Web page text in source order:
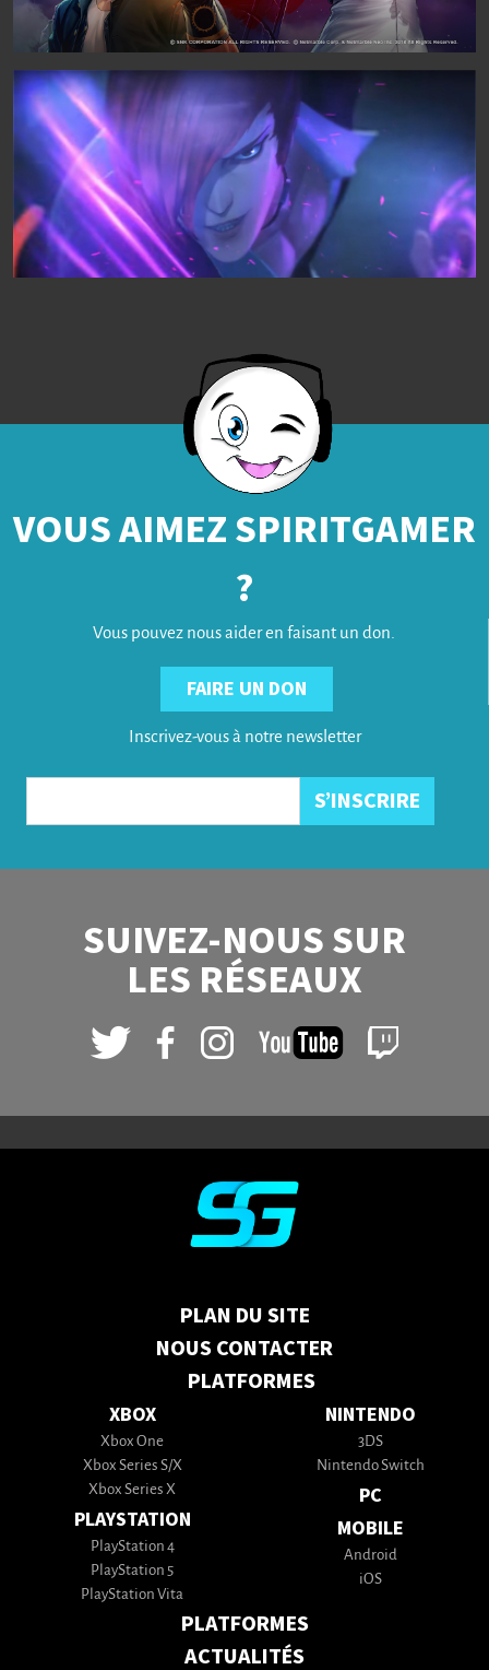
VOUS AIMEZ SPIRITGAMER
?
Vous pouvez nous aider en faisant un don.
FAIRE UN DON
Inscrivez-vous à notre newsletter
SUIVEZ-NOUS SUR
LES RÉSEAUX
PLAN DU SITE
NOUS CONTACTER
PLATFORMES
XBOX
Xbox One
Xbox Series S/X
Xbox Series X
PLAYSTATION
PlayStation 4
PlayStation 5
PlayStation Vita
NINTENDO
3DS
Nintendo Switch
PC
MOBILE
Android
iOS
PLATFORMES
ACTUALITÉS